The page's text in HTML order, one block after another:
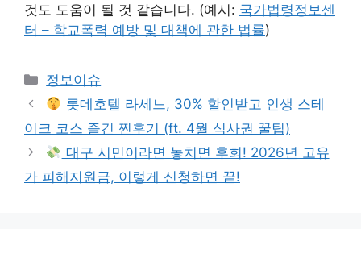
것도 도움이 될 것 같습니다. (예시: 국가법령정보센
터 – 학교폭력 예방 및 대책에 관한 법률)
Categories
정보이슈
롯데호텔 라세느, 30% 할인받고 인생 스테
이크 코스 즐긴 찐후기 (ft. 4월 식사권 꿀팁)
대구 시민이라면 놓치면 후회! 2026년 고유
가 피해지원금, 이렇게 신청하면 끝!